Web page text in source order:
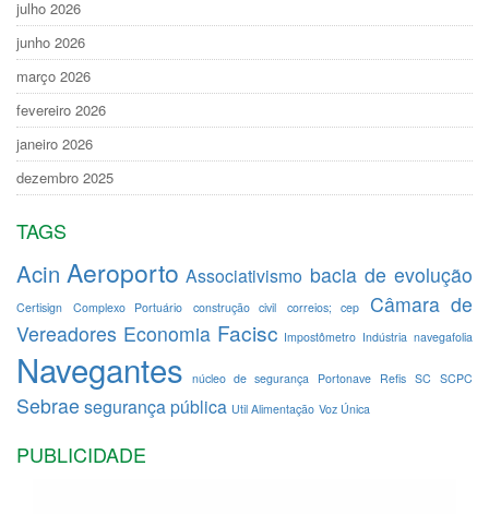
julho 2026
junho 2026
março 2026
fevereiro 2026
janeiro 2026
dezembro 2025
TAGS
Acin Aeroporto Associativismo bacia de evolução
Certisign Complexo Portuário construção civil correios; cep
Câmara de
Vereadores Economia Facisc Impostômetro Indústria navegafolia
Navegantes núcleo de segurança Portonave Refis SC SCPC
Sebrae segurança pública Util Alimentação Voz Única
PUBLICIDADE